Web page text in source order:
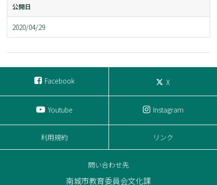
公開日
2020/04/29
Facebook X
Youtube Instagram
利用規約 リンク
問い合わせ先
南城市教育委員会文化課